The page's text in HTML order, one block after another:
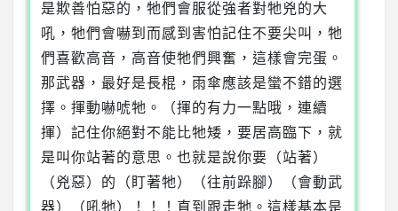
是欺善怕惡的，牠們會服從強者對牠兇的大
吼，牠們會嚇到而感到害怕記住不要尖叫，牠
們喜歡高音，高音使牠們興奮，這樣會完蛋。
那武器，最好是長棍，雨傘應該是蠻不錯的選
擇。揮動嚇唬牠。（揮的有力一點哦，連續
揮）記住你絕對不能比牠矮，要居高臨下，就
是叫你站著的意思。也就是說你要（站著）
（兇惡）的（盯著牠）（往前跺腳）（會動武
器）（吼牠）！！！直到跟走牠。這樣基本是